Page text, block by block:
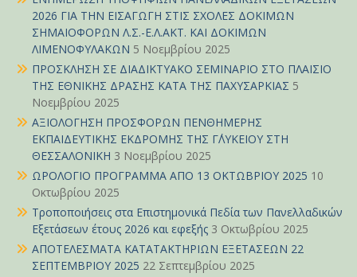
2026 ΓΙΑ ΤΗΝ ΕΙΣΑΓΩΓΗ ΣΤΙΣ ΣΧΟΛΕΣ ΔΟΚΙΜΩΝ
ΣΗΜΑΙΟΦΟΡΩΝ Λ.Σ.-Ε.Λ.ΑΚΤ. ΚΑΙ ΔΟΚΙΜΩΝ
ΛΙΜΕΝΟΦΥΛΑΚΩΝ 5 Νοεμβρίου 2025
ΠΡΟΣΚΛΗΣΗ ΣΕ ΔΙΑΔΙΚΤΥΑΚΟ ΣΕΜΙΝΑΡΙΟ ΣΤΟ ΠΛΑΙΣΙΟ
ΤΗΣ ΕΘΝΙΚΗΣ ΔΡΑΣΗΣ ΚΑΤΑ ΤΗΣ ΠΑΧΥΣΑΡΚΙΑΣ 5
Νοεμβρίου 2025
ΑΞΙΟΛΟΓΗΣΗ ΠΡΟΣΦΟΡΩΝ ΠΕΝΘΗΜΕΡΗΣ
ΕΚΠΑΙΔΕΥΤΙΚΗΣ ΕΚΔΡΟΜΗΣ ΤΗΣ Γ΄ΛΥΚΕΙΟΥ ΣΤΗ
ΘΕΣΣΑΛΟΝΙΚΗ 3 Νοεμβρίου 2025
ΩΡΟΛΟΓΙΟ ΠΡΟΓΡΑΜΜΑ ΑΠΟ 13 ΟΚΤΩΒΡΙΟΥ 2025 10
Οκτωβρίου 2025
Τροποποιήσεις στα Επιστημονικά Πεδία των Πανελλαδικών
Εξετάσεων έτους 2026 και εφεξής 3 Οκτωβρίου 2025
ΑΠΟΤΕΛΕΣΜΑΤΑ ΚΑΤΑΤΑΚΤΗΡΙΩΝ ΕΞΕΤΑΣΕΩΝ 22
ΣΕΠΤΕΜΒΡΙΟΥ 2025 22 Σεπτεμβρίου 2025